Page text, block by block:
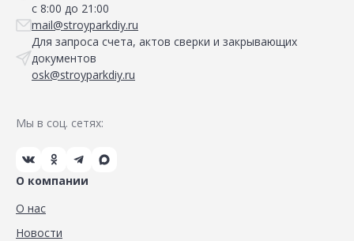
с 8:00 до 21:00
mail@stroyparkdiy.ru
Для запроса счета, актов сверки и закрывающих
документов
osk@stroyparkdiy.ru
Мы в соц. сетях:
О компании
О нас
Новости